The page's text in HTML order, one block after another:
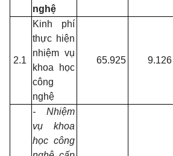
nghệ
2.1
Kinh phí
thực hiện
nhiệm vụ
khoa học
công
nghệ
65.925 9.126
- Nhiệm
vụ khoa
học công